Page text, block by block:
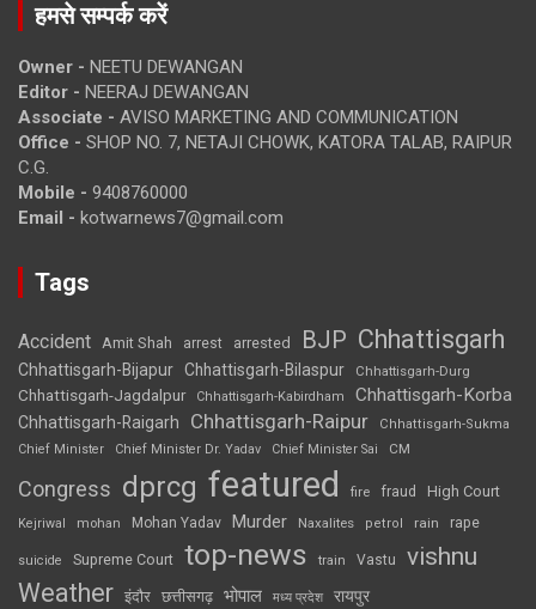
हमसे सम्पर्क करें
Owner - NEETU DEWANGAN
Editor - NEERAJ DEWANGAN
Associate - AVISO MARKETING AND COMMUNICATION
Office - SHOP NO. 7, NETAJI CHOWK, KATORA TALAB, RAIPUR
C.G.
Mobile - 9408760000
Email - kotwarnews7@gmail.com
Tags
Accident Amit Shah arrest arrested BJP Chhattisgarh
Chhattisgarh-Bijapur Chhattisgarh-Bilaspur Chhattisgarh-Durg
Chhattisgarh-Jagdalpur Chhattisgarh-Kabirdham Chhattisgarh-Korba
Chhattisgarh-Raigarh Chhattisgarh-Raipur
Chhattisgarh-Sukma
Chief Minister
Chief Minister Dr. Yadav Chief Minister Sai CM
Congress dprcg featured fire fraud High Court
Kejriwal mohan Mohan Yadav Murder Naxalites petrol rain rape
suicide Supreme Court top-news train Vastu vishnu
Weather इंदौर छत्तीसगढ़ भोपाल मध्य प्रदेश रायपुर